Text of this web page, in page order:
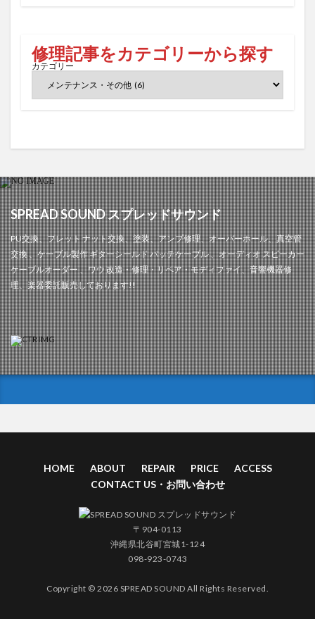
修理記事をカテゴリーから探す
カテゴリー
SPREAD SOUND スプレッドサウンド
PU交換、フレット ナット交換、塗装、アンプ修理、オーバーホール、真空管
交換 、ケーブル製作 ギターシールド パッチケーブル 、オーディオ スピーカー
ケーブルオーダー 、ワウ 改造・修理・リペア・モディファイ、音響機器修
理、楽器委託販売しております!!
HOME ABOUT REPAIR PRICE
ACCESS
CONTACT US・お問い合わせ
〒904-0113
沖縄県北谷町宮城1-124
098-923-0743
Copyright © 2026 SPREAD SOUND All Rights Reserved.